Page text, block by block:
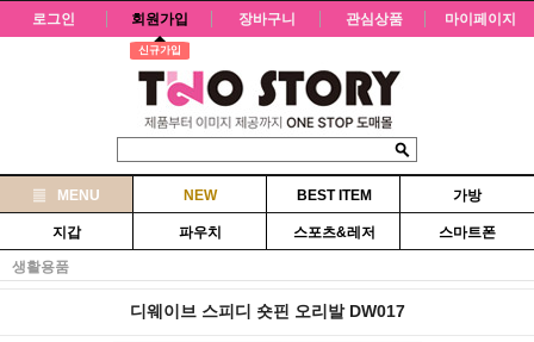
로그인 회원가입
신규가입
장바구니 관심상품 마이페이지
MENU NEW BEST ITEM 가방
지갑 파우치 스포츠&레저 스마트폰
생활용품
디웨이브 스피디 숏핀 오리발 DW017